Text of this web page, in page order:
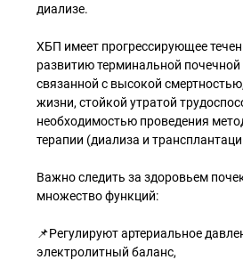
диализе.
ХБП имеет прогрессирующее
развитию терминальной почечной
связанной с высокой
жизни, стойкой утратой
необходимостью проведения
терапии (диализа и
Важно следить за здоровьем
множество функций:
📌Регулируют артериальное
электролитный баланс,